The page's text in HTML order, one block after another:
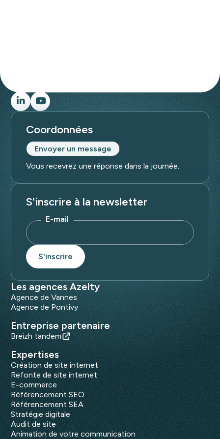
Coordonnées
Envoyer un message
Vous recevrez une réponse dans la journée.
S'inscrire à la newsletter
E-mail
Les agences Azelty
Agence de Vannes
Agence de Pontivy
Entreprise partenaire
Breizh tandem
Expertises
Création de site internet
Refonte de site internet
E-commerce
Référencement SEO
Référencement SEA
Stratégie digitale
Audit de site
Animation de votre communication